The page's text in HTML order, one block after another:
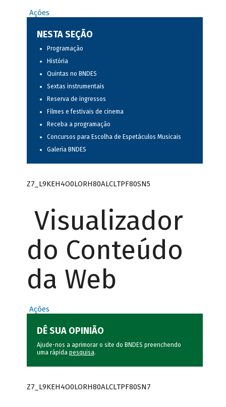
Ações
NESTA SEÇÃO
Programação
História
Quintas no BNDES
Sextas instrumentais
Reserva de ingressos
Filmes e festivais de cinema
Receba a programação
Concursos para Escolha de Espetáculos Musicais
Galeria BNDES
Z7_L9KEH4O0LORH80ALCLTPF80SN5
Visualizador
do Conteúdo
da Web
Ações
DÊ SUA OPINIÃO
Ajude-nos a aprimorar o site do BNDES preenchendo
uma rápida pesquisa.
Z7_L9KEH4O0LORH80ALCLTPF80SN7